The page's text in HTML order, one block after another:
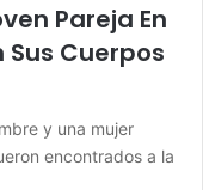
Pareja En
Cuerpos
y una mujer
encontrados a la